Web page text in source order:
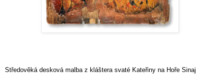
Středověká desková malba z kláštera svaté Kateřiny na Hoře Sinaj